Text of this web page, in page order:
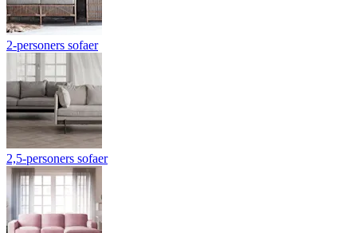
2-personers sofaer
2,5-personers sofaer